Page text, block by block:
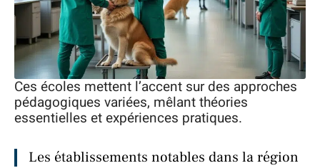
Ces écoles mettent l’accent sur des approches
pédagogiques variées, mêlant théories
essentielles et expériences pratiques.
Les établissements notables dans la région